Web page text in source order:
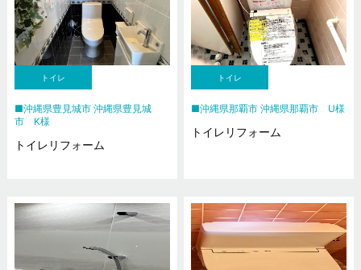
トイレ
沖縄県豊見城市 沖縄県豊見城
市 K様
トイレリフォーム
トイレ
沖縄県那覇市 沖縄県那覇市 U様
トイレリフォーム